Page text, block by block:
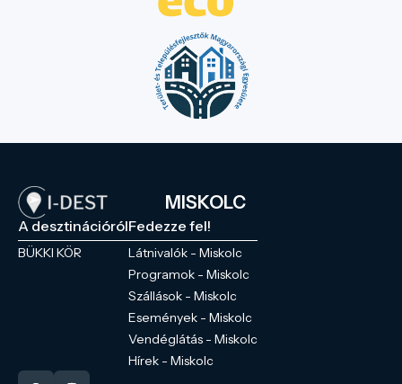
MISKOLC
A desztinációról
BÜKKI KÖR
Fedezze fel!
Látnivalók - Miskolc
Programok - Miskolc
Szállások - Miskolc
Események - Miskolc
Vendéglátás - Miskolc
Hírek - Miskolc